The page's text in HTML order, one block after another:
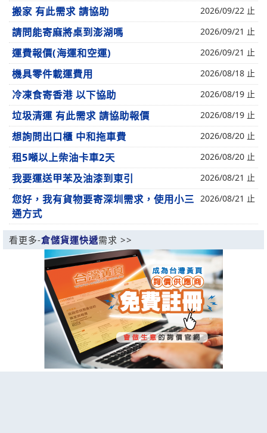
搬家 有此需求 請協助 2026/09/22 止
請問能寄麻將桌到澎湖嗎 2026/09/21 止
運費報價(海運和空運) 2026/09/21 止
機具零件載運費用 2026/08/18 止
冷凍食寄香港 以下協助 2026/08/19 止
垃圾清運 有此需求 請協助報價 2026/08/19 止
想詢問出口櫃 中和拖車費 2026/08/20 止
租5噸以上柴油卡車2天 2026/08/20 止
我要運送甲苯及油漆到東引 2026/08/21 止
您好，我有貨物要寄深圳需求，使用小三
通方式
2026/08/21 止
看更多-倉儲貨運快遞需求 >>